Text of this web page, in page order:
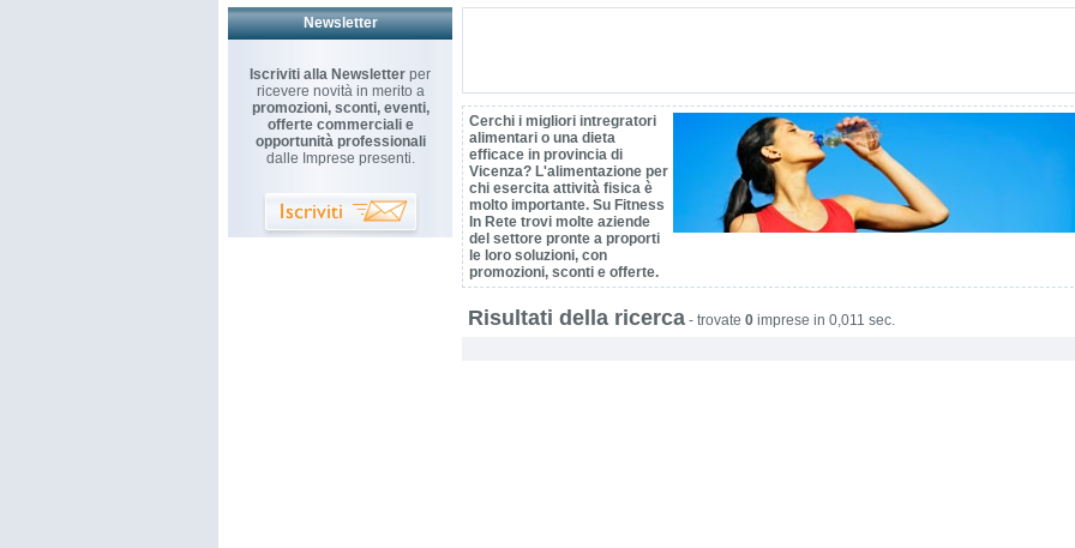
Newsletter
Iscriviti alla Newsletter per
ricevere novità in merito a
promozioni, sconti, eventi,
offerte commerciali e
opportunità professionali
dalle Imprese presenti.
Cerchi i migliori intregratori
alimentari o una dieta
efficace in provincia di
Vicenza? L'alimentazione per
chi esercita attività fisica è
molto importante. Su Fitness
In Rete trovi molte aziende
del settore pronte a proporti
le loro soluzioni, con
promozioni, sconti e offerte.
Risultati della ricerca - trovate 0 imprese in 0,011 sec.